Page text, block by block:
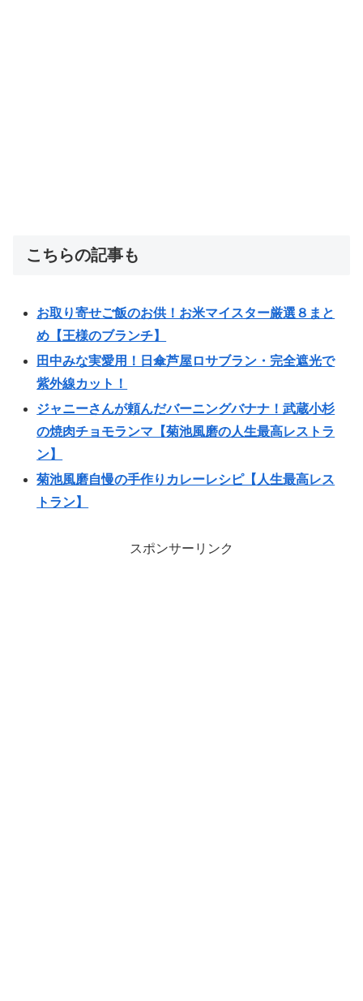
こちらの記事も
お取り寄せご飯のお供！お米マイスター厳選８まと
め【王様のブランチ】
田中みな実愛用！日傘芦屋ロサブラン・完全遮光で
紫外線カット！
ジャニーさんが頼んだバーニングバナナ！武蔵小杉
の焼肉チョモランマ【菊池風磨の人生最高レストラ
ン】
菊池風磨自慢の手作りカレーレシピ【人生最高レス
トラン】
スポンサーリンク